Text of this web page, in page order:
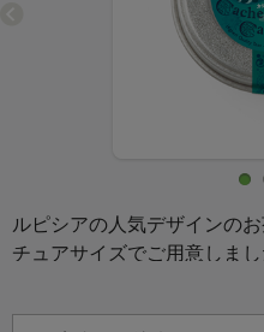
ルピシアの人気デザインの
チュアサイズでご用意しまし
マグネットか缶バッジ、お
だけます。